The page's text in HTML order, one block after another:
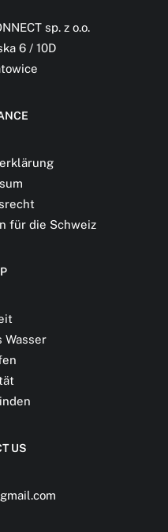
sp. z o.o.
6 / 10D
für die Schweiz
Wasser
US